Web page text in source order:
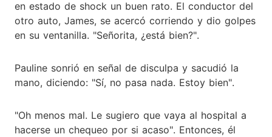
en estado de shock un buen rato. El conductor del
otro auto, James, se acercó corriendo y dio golpes
en su ventanilla. "Señorita, ¿está bien?".
Pauline sonrió en señal de disculpa y sacudió la
mano, diciendo: "Sí, no pasa nada. Estoy bien".
"Oh menos mal. Le sugiero que vaya al hospital a
hacerse un chequeo por si acaso". Entonces, él